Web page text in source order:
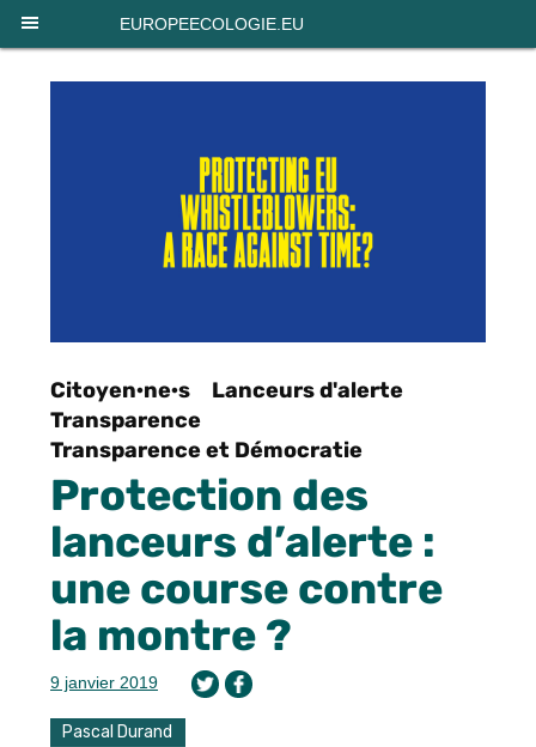
EUROPEECOLOGIE.EU
Citoyen·ne·s
Lanceurs d'alerte
Transparence
Transparence et Démocratie
Protection des
lanceurs d’alerte :
une course contre
la montre ?
9 janvier 2019
Pascal Durand